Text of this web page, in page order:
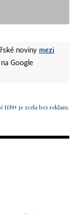
noviny mezi
na Google
HN+ je zcela bez reklam.